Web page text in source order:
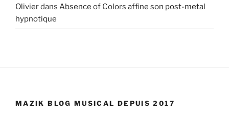
Olivierdans Absence of Colors affine son post-metal
hypnotique
MAZIK BLOG MUSICAL DEPUIS 2017